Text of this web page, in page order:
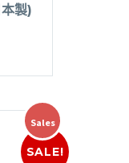
製)
SALE!
Sales